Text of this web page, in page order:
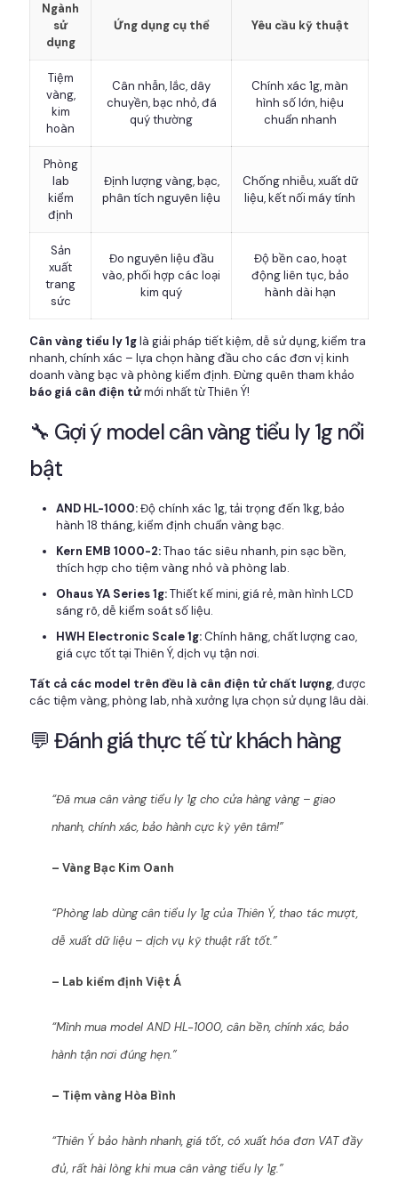
Ngành
sử
dụng
Ứng dụng cụ thể Yêu cầu kỹ thuật
Tiệm
vàng,
kim
hoàn
Cân nhẫn, lắc, dây
chuyền, bạc nhỏ, đá
quý thường
Chính xác 1g, màn
hình số lớn, hiệu
chuẩn nhanh
Phòng
lab
kiểm
định
Định lượng vàng, bạc,
phân tích nguyên liệu
Chống nhiễu, xuất dữ
liệu, kết nối máy tính
Sản
xuất
trang
sức
Đo nguyên liệu đầu
vào, phối hợp các loại
kim quý
Độ bền cao, hoạt
động liên tục, bảo
hành dài hạn
Cân vàng tiểu ly 1glà giải pháp tiết kiệm, dễ sử dụng, kiểm tra
nhanh, chính xác – lựa chọn hàng đầu cho các đơn vị kinh
doanh vàng bạc và phòng kiểm định. Đừng quên tham khảo
báo giá cân điện tửmới nhất từ Thiên Ý!
🔧 Gợi ý model cân vàng tiểu ly 1g nổi
bật
AND HL-1000:Độ chính xác 1g, tải trọng đến 1kg, bảo
hành 18 tháng, kiểm định chuẩn vàng bạc.
Kern EMB 1000-2:Thao tác siêu nhanh, pin sạc bền,
thích hợp cho tiệm vàng nhỏ và phòng lab.
Ohaus YA Series 1g:Thiết kế mini, giá rẻ, màn hình LCD
sáng rõ, dễ kiểm soát số liệu.
HWH Electronic Scale 1g:Chính hãng, chất lượng cao,
giá cực tốt tại Thiên Ý, dịch vụ tận nơi.
Tất cả các model trên đều là cân điện tử chất lượng, được
các tiệm vàng, phòng lab, nhà xưởng lựa chọn sử dụng lâu dài.
💬 Đánh giá thực tế từ khách hàng
“Đã mua cân vàng tiểu ly 1g cho cửa hàng vàng – giao
nhanh, chính xác, bảo hành cực kỳ yên tâm!”
– Vàng Bạc Kim Oanh
“Phòng lab dùng cân tiểu ly 1g của Thiên Ý, thao tác mượt,
dễ xuất dữ liệu – dịch vụ kỹ thuật rất tốt.”
– Lab kiểm định Việt Á
“Mình mua model AND HL-1000, cân bền, chính xác, bảo
hành tận nơi đúng hẹn.”
– Tiệm vàng Hòa Bình
“Thiên Ý bảo hành nhanh, giá tốt, có xuất hóa đơn VAT đầy
đủ, rất hài lòng khi mua cân vàng tiểu ly 1g.”